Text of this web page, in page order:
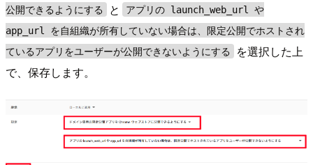
公開できるようにする
と
アプリの launch_web_url や
app_url を自組織が所有していない場合は、限定公開でホストされ
ているアプリをユーザーが公開できないようにする
を選択した上
で、保存します。